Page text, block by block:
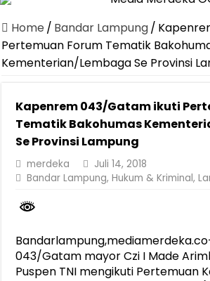
Dirut Jasa Raharja Dampingi Wamenhub
Pastikan Pelayanan Maksimal, Direksi Jasa
Dirut Jasa Raharja Dampingi Wamenhub
Gelar Audiensi, Jasa Raharja dan
Berkontribusi terhadap Keselamatan dan
Pemprov Lampung Dukung Penuh
Pengesahan Raperda APBD 2025 Jadi
Ketua PMI Provinsi Lampung Lantik
Home / Bandar Lampung/
Pertemuan Forum Tematik
Kementerian/Lembaga Se Provinsi
Kapenrem 043/Gatam ikuti
Tematik Bakohumas
Se Provinsi Lampung
merdeka
Juli 14, 2018
Bandar Lampung,Hukum & Kriminal,
043/Gatam mayor Czi I Made
Puspen TNI mengikuti Pertemuan